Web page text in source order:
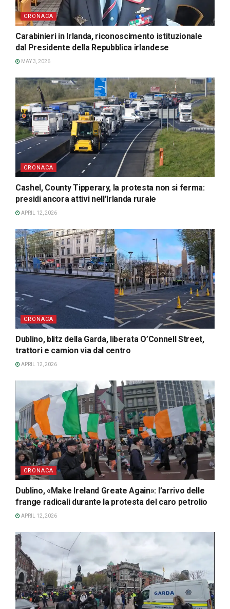
CRONACA
Carabinieri in Irlanda, riconoscimento istituzionale
dal Presidente della Repubblica irlandese
MAY 3, 2026
CRONACA
Cashel, County Tipperary, la protesta non si ferma:
presidi ancora attivi nell’Irlanda rurale
APRIL 12, 2026
CRONACA
Dublino, blitz della Garda, liberata O’Connell Street,
trattori e camion via dal centro
APRIL 12, 2026
CRONACA
Dublino, «Make Ireland Greate Again»: l’arrivo delle
frange radicali durante la protesta del caro petrolio
APRIL 12, 2026